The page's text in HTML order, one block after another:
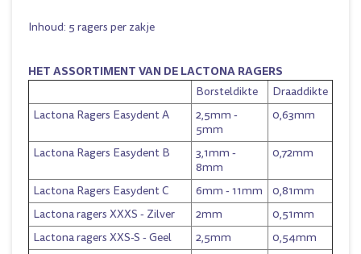
Inhoud: 5 ragers per zakje
HET ASSORTIMENT VAN DE LACTONA RAGERS
Borsteldikte
Draaddikte
Lactona Ragers Easydent A
2,5mm -
5mm
0,63mm
Lactona Ragers Easydent B
3,1mm -
8mm
0,72mm
Lactona Ragers Easydent C 6mm - 11mm
0,81mm
Lactona ragers XXXS - Zilver 2mm
0,51mm
Lactona ragers XXS-S - Geel 2,5mm
0,54mm